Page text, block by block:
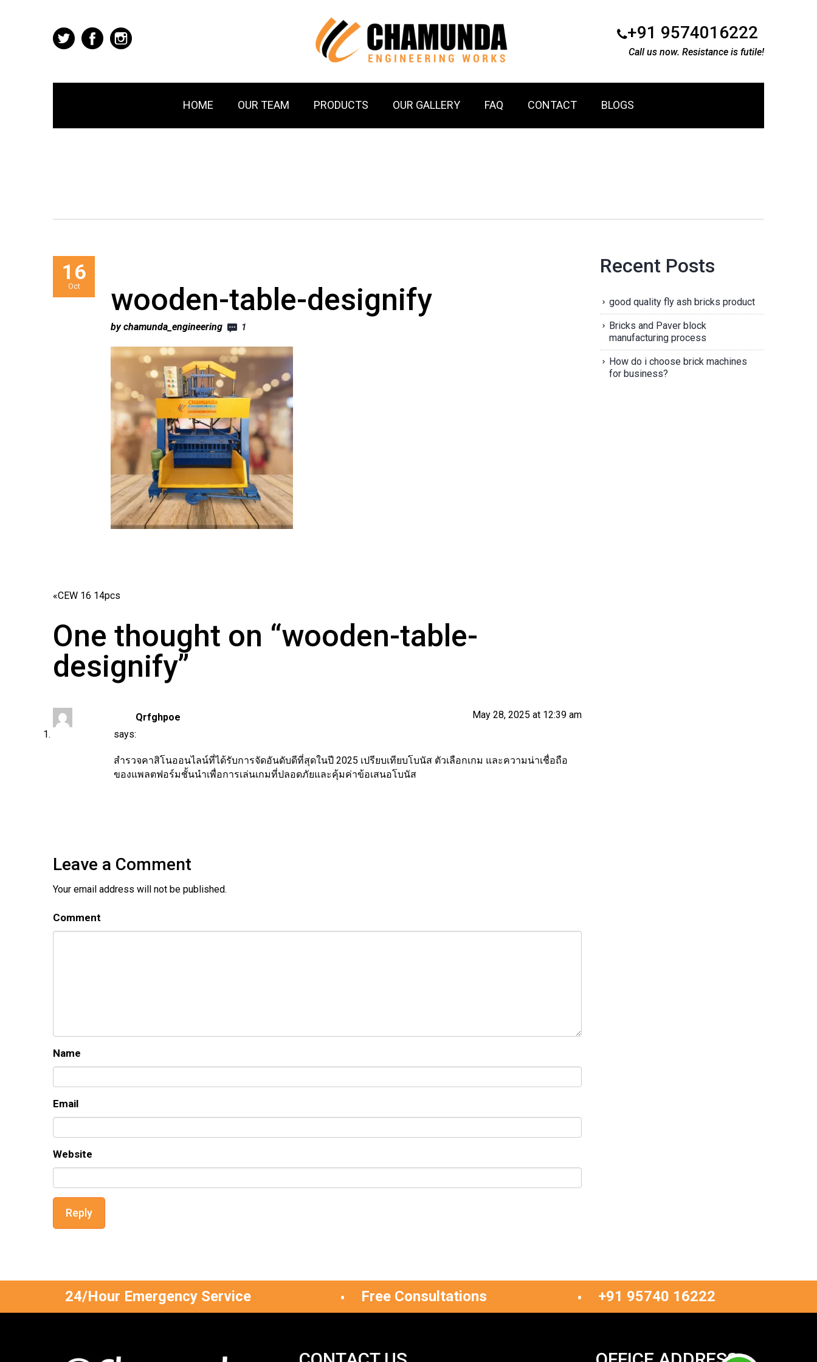
+91 9574016222
Call us now. Resistance is futile!
HOME OUR TEAM PRODUCTS OUR GALLERY FAQ CONTACT BLOGS
wooden-table-designify
16
Oct
by chamunda_engineering 1
«CEW 16 14pcs
One thought on “wooden-table-
designify”
Qrfghpoe
says:
May 28, 2025 at 12:39 am
สำรวจคาสิโนออนไลน์ที่ได้รับการจัดอันดับดีที่สุดในปี 2025 เปรียบเทียบโบนัส ตัวเลือกเกม และความน่าเชื่อถือ
ของแพลตฟอร์มชั้นนำเพื่อการเล่นเกมที่ปลอดภัยและคุ้มค่าข้อเสนอโบนัส
Leave a Comment
Your email address will not be published.
Comment
Name
Email
Website
Reply
Recent Posts
good quality fly ash bricks product
Bricks and Paver block
manufacturing process
How do i choose brick machines
for business?
24/Hour Emergency Service Free Consultations +91 95740 16222